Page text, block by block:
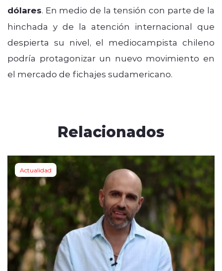
dólares. En medio de la tensión con parte de la
hinchada y de la atención internacional que
despierta su nivel, el mediocampista chileno
podría protagonizar un nuevo movimiento en
el mercado de fichajes sudamericano.
Relacionados
Actualidad